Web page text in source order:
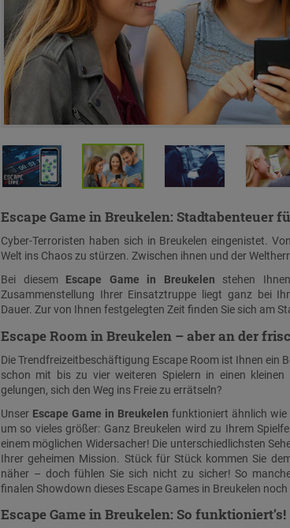
Escape Game in Breukelen: Stadtabenteuer
Cyber-Terroristen haben sich in Breukelen eingenistet.
Welt ins Chaos zu stürzen. Zwischen ihnen und der
Bei diesem Escape Game in Breukelen stehen
Zusammenstellung Ihrer Einsatztruppe liegt ganz bei
Dauer. Zur von Ihnen festgelegten Zeit finden Sie sich am
Escape Room in Breukelen – aber an der
Die Trendfreizeitbeschäftigung Escape Room ist Ihnen ein
schon mit bis zu vier weiteren Spielern in einen
gelungen, sich den Weg ins Freie zu errätseln?
Unser Escape Game in Breukelen funktioniert ähnlich wie
um so vieles größer: Ganz Breukelen wird zu Ihrem
einem möglichen Widersacher! Die unterschiedlichsten
Ihrer geheimen Mission. Stück für Stück kommen Sie
näher – doch fühlen Sie sich nicht zu sicher! So
finalen Showdown dieses Escape Games in Breukelen
Escape Game in Breukelen: So funktioniert’s!